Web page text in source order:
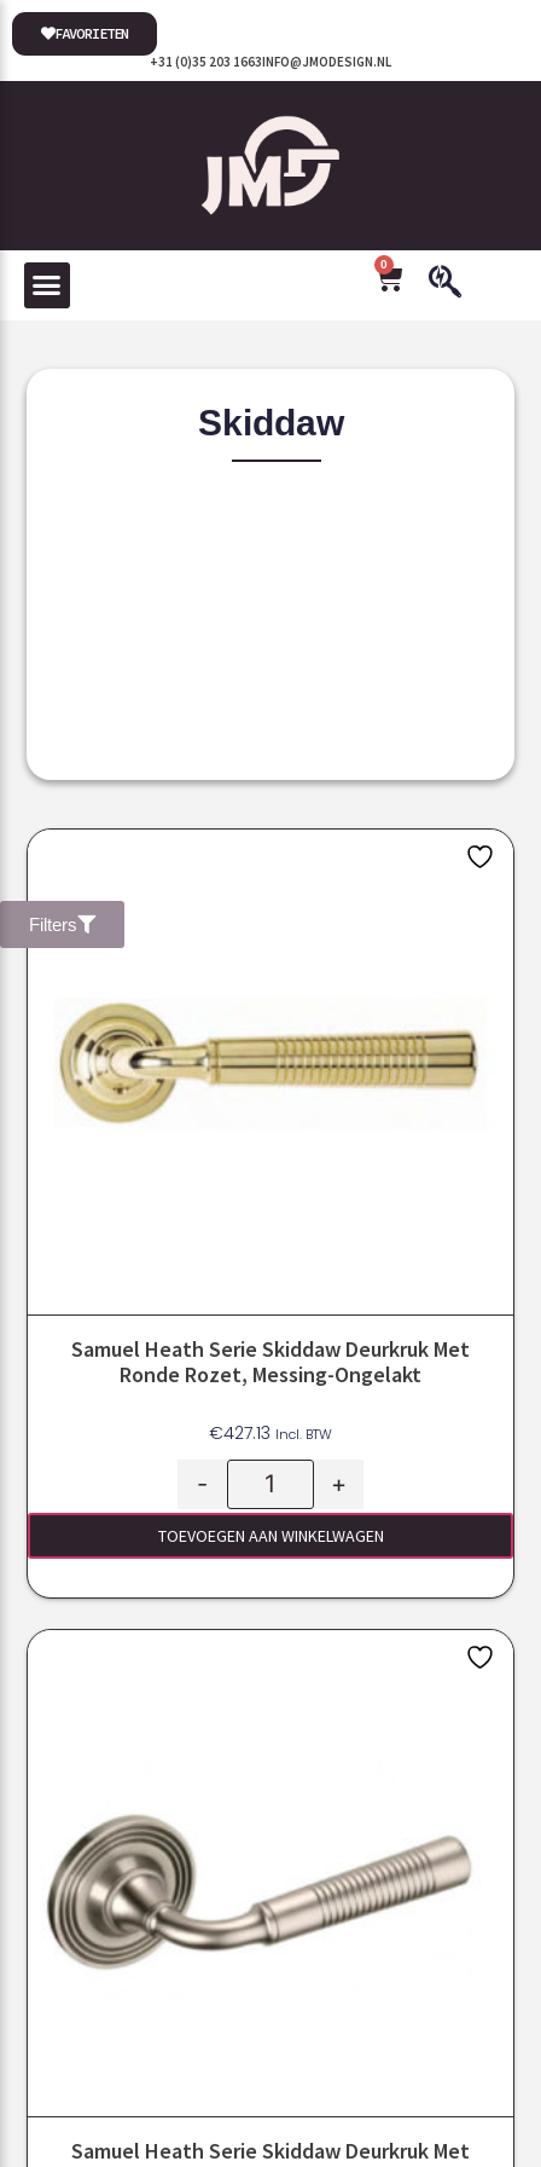
INFO@JMODESIGN.NL
+31 (0)35 203 1663
FAVORIETEN
0
Skiddaw
Filters
Samuel Heath Serie Skiddaw Deurkruk Met
Ronde Rozet, Messing-Ongelakt
€427.13 Incl. BTW
- +
TOEVOEGEN AAN WINKELWAGEN
Samuel Heath Serie Skiddaw Deurkruk Met